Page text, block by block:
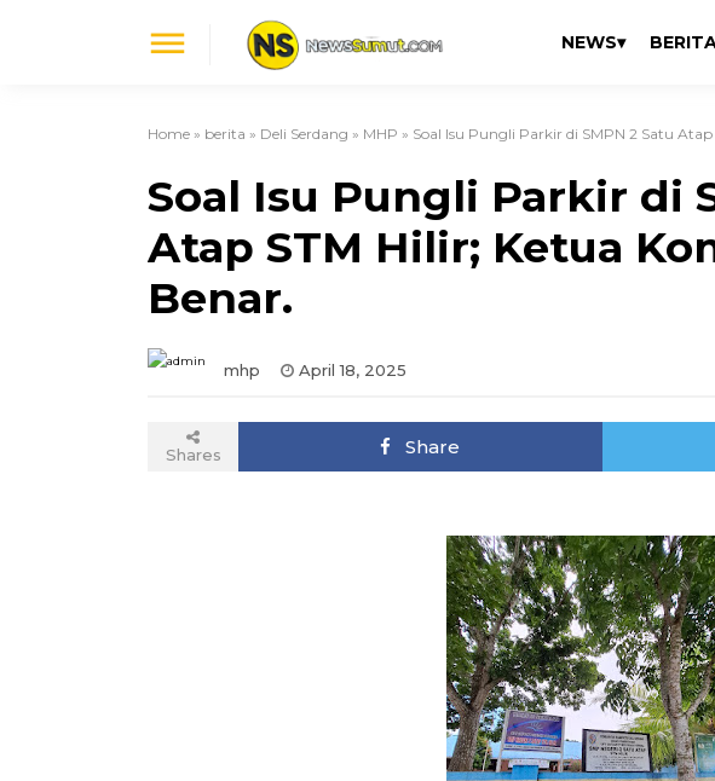
 NEWS
Home » berita » Deli Serdang » MHP » Soal Isu Pungli Parkir di SMPN 2 Satu
Soal Isu Pungli Parkir di
Atap STM Hilir; Ketua
Benar.
mhp April 18, 2025
Shares Share